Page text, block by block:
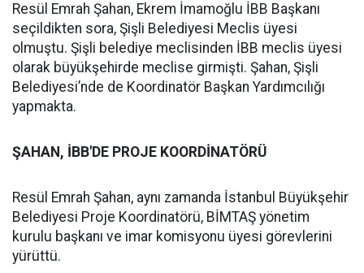
Resül Emrah Şahan, Ekrem İmamoğlu İBB Başkanı
seçildikten sora, Şişli Belediyesi Meclis üyesi
olmuştu. Şişli belediye meclisinden İBB meclis üyesi
olarak büyükşehirde meclise girmişti. Şahan, Şişli
Belediyesi’nde de Koordinatör Başkan Yardımcılığı
yapmakta.
ŞAHAN, İBB'DE PROJE KOORDİNATÖRÜ
Resül Emrah Şahan, aynı zamanda İstanbul Büyükşehir
Belediyesi Proje Koordinatörü, BİMTAŞ yönetim
kurulu başkanı ve imar komisyonu üyesi görevlerini
yürüttü.